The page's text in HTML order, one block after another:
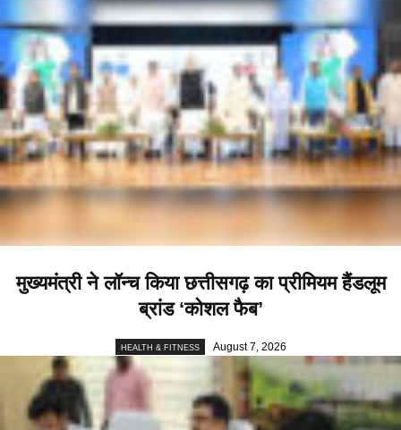
मुख्यमंत्री ने लॉन्च किया छत्तीसगढ़ का प्रीमियम हैंडलूम
ब्रांड ‘कोशल फैब’
HEALTH & FITNESS August 7, 2026